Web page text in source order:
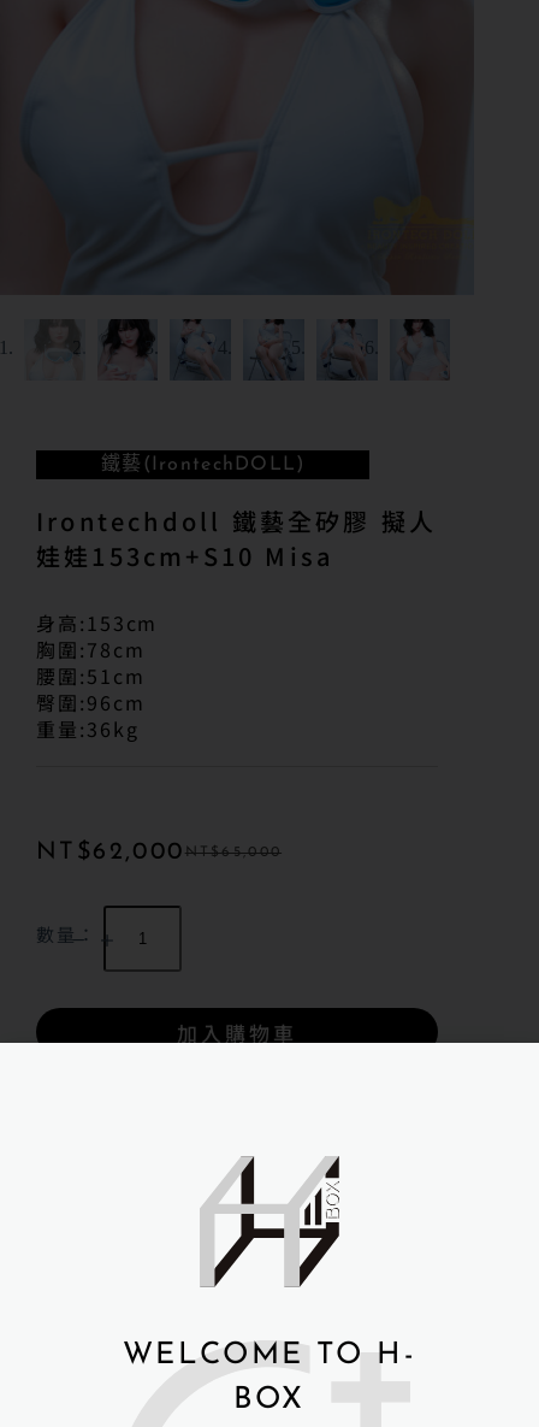
鐵藝(IrontechDOLL)
Irontechdoll 鐵藝全矽膠 擬人
娃娃153cm+S10 Misa
身高:153cm
胸圍:78cm
腰圍:51cm
臀圍:96cm
重量:36kg
NT$65,000
NT$ 62,000
數量：
加入購物車
商品細節與規格
Irontechdoll 鐵藝全矽膠 擬人娃娃
鐵藝系列娃娃選配升級
WELCOME TO H-
BOX